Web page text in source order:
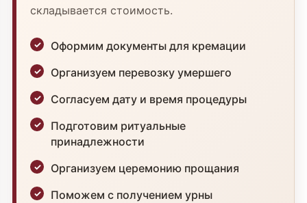
складывается стоимость.
Оформим документы для кремации
Организуем перевозку умершего
Согласуем дату и время процедуры
Подготовим ритуальные
принадлежности
Организуем церемонию прощания
Поможем с получением урны